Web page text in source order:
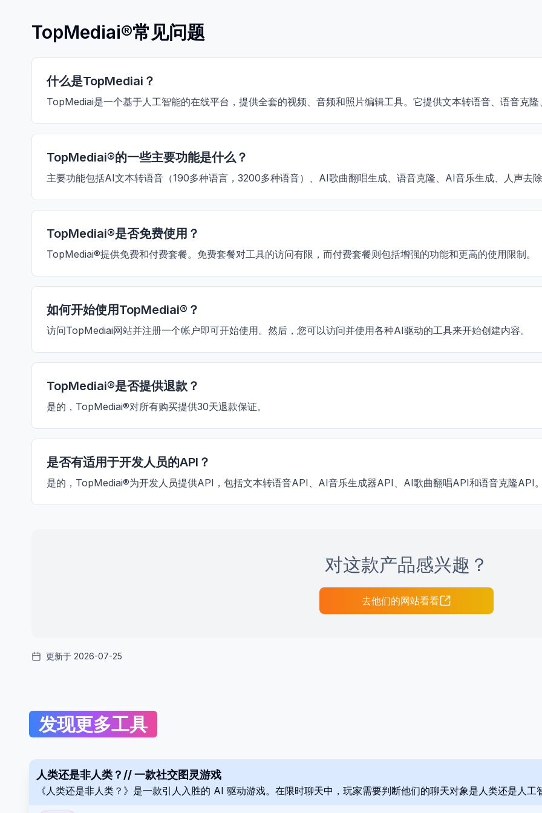
TopMediai®常见问题
什么是TopMediai？
TopMediai是一个基于人工智能的在线平台，提供全套的视频、音频和照片编辑工具。它提供文本转语音、语音克
TopMediai®的一些主要功能是什么？
主要功能包括AI文本转语音（190多种语言，3200多种语音）、AI歌曲翻唱生成、语音克隆、AI音乐生成、人声去
TopMediai®是否免费使用？
TopMediai®提供免费和付费套餐。免费套餐对工具的访问有限，而付费套餐则包括增强的功能和更高的使用限制。
如何开始使用TopMediai®？
访问TopMediai网站并注册一个帐户即可开始使用。然后，您可以访问并使用各种AI驱动的工具来开始创建内容。
TopMediai®是否提供退款？
是的，TopMediai®对所有购买提供30天退款保证。
是否有适用于开发人员的API？
是的，TopMediai®为开发人员提供API，包括文本转语音API、AI音乐生成器API、AI歌曲翻唱API和语音克隆API
对这款产品感兴趣？
去他们的网站看看
更新于 2026-07-25
发现更多工具
人类还是非人类？// 一款社交图灵游戏
《人类还是非人类？》是一款引人入胜的 AI 驱动游戏。在限时聊天中，玩家需要判断他们的聊天对象是人类还是人工